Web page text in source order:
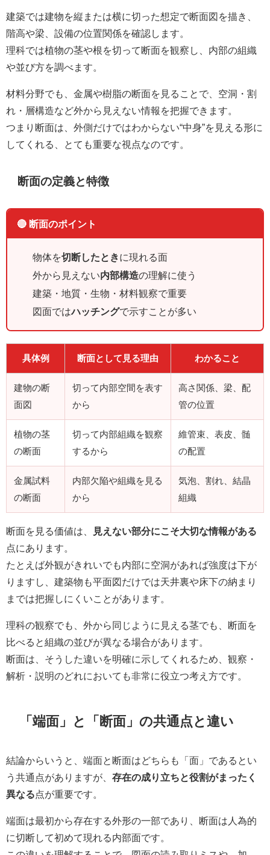
建築では建物を縦または横に切った想定で断面図を描き、
階高や梁、設備の位置関係を確認します。
理科では植物の茎や根を切って断面を観察し、内部の組織
や並び方を調べます。
材料分野でも、金属や樹脂の断面を見ることで、空洞・割
れ・層構造など外から見えない情報を把握できます。
つまり断面は、外側だけではわからない“中身”を見える形に
してくれる、とても重要な視点なのです。
断面の定義と特徴
🔴 断面のポイント
物体を切断したときに現れる面
外から見えない内部構造の理解に使う
建築・地質・生物・材料観察で重要
図面ではハッチングで示すことが多い
具体例 断面として見る理由 わかること
建物の断
面図
切って内部空間を表す
から
高さ関係、梁、配
管の位置
植物の茎
の断面
切って内部組織を観察
するから
維管束、表皮、髄
の配置
金属試料
の断面
内部欠陥や組織を見る
から
気泡、割れ、結晶
組織
断面を見る価値は、
見えない部分にこそ大切な情報がある
点にあります。
たとえば外観がきれいでも内部に空洞があれば強度は下が
りますし、建築物も平面図だけでは天井裏や床下の納まり
までは把握しにくいことがあります。
理科の観察でも、外から同じように見える茎でも、断面を
比べると組織の並びが異なる場合があります。
断面は、そうした違いを明確に示してくれるため、観察・
解析・説明のどれにおいても非常に役立つ考え方です。
「端面」と「断面」の共通点と違い
結論からいうと、端面と断面はどちらも「面」であるとい
う共通点がありますが、 存在の成り立ちと役割がまったく
異なる点が重要です。
端面は最初から存在する外形の一部であり、断面は人為的
に切断して初めて現れる内部面です。